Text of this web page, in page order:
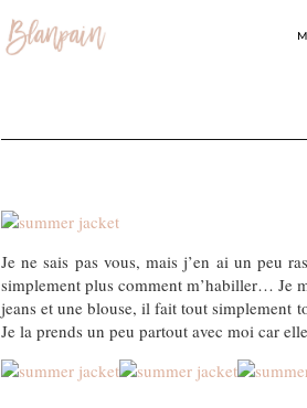
Je ne sais pas vous, mais j’en ai un peu
simplement plus comment m’habiller… Je
jeans et une blouse, il fait tout simplement
Je la prends un peu partout avec moi car